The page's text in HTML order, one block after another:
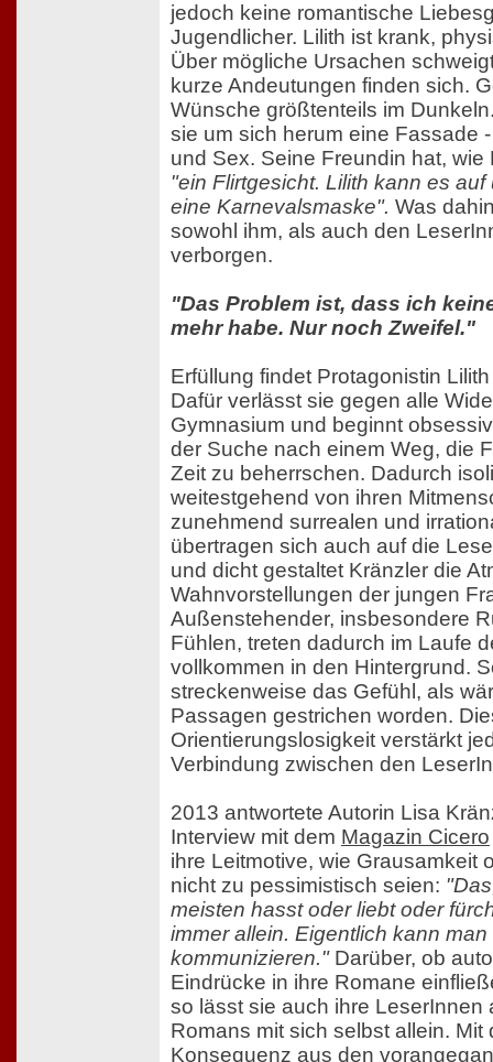
jedoch keine romantische
Jugendlicher. Lilith ist krank,
Über mögliche Ursachen
kurze Andeutungen finden sich.
Wünsche größtenteils im
sie um sich herum eine Fassade
und Sex. Seine Freundin hat,
"ein Flirtgesicht. Lilith kann es
eine Karnevalsmaske". Was
sowohl ihm, als auch den
verborgen.
"Das Problem ist, dass ich
mehr habe. Nur noch Zweifel."
Erfüllung findet Protagonistin
Dafür verlässt sie gegen alle
Gymnasium und beginnt
der Suche nach einem Weg, die
Zeit zu beherrschen. Dadurch
weitestgehend von ihren
zunehmend surrealen und
übertragen sich auch auf die
und dicht gestaltet Kränzler die
Wahnvorstellungen der jungen
Außenstehender, insbesondere
Fühlen, treten dadurch im Laufe
vollkommen in den Hintergrund.
streckenweise das Gefühl, als
Passagen gestrichen worden.
Orientierungslosigkeit verstärkt
Verbindung zwischen den
2013 antwortete Autorin Lisa
Interview mit dem Magazin Cicero
ihre Leitmotive, wie Grausamkeit
nicht zu pessimistisch seien:
meisten hasst oder liebt oder
immer allein. Eigentlich kann man
kommunizieren."Darüber, ob
Eindrücke in ihre Romane
so lässt sie auch ihre LeserInnen
Romans mit sich selbst allein. Mit
Konsequenz aus den